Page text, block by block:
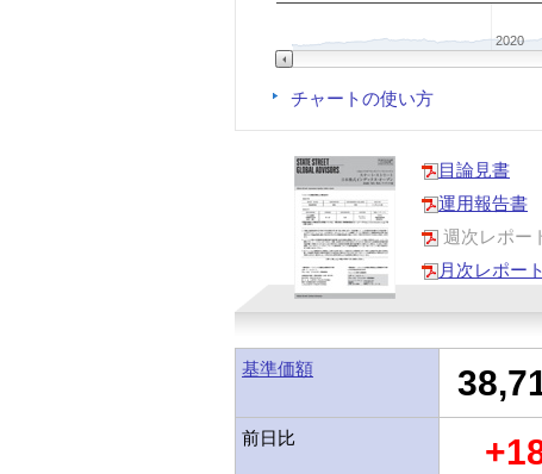
2020
チャートの使い方
目論見書
運用報告書
週次レポー
月次レポート
基準価額
前日比